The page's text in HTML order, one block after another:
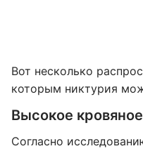
Вот несколько
которым никтурия
Высокое
Согласно